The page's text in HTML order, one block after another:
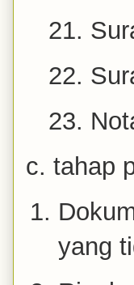
c. tahap
yang